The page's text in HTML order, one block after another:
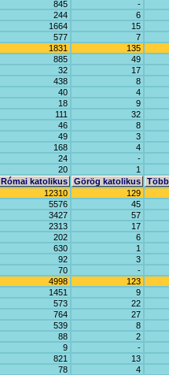
845
-
244
6
1664
15
577
7
1831
135
885
49
32
17
438
8
40
4
18
9
111
32
46
8
49
3
168
4
24
-
20
1
Római katolikus Görög katolikus
12310
129
5576
45
3427
57
2313
17
202
6
630
1
92
3
70
-
4998
123
1451
9
573
22
764
27
539
8
88
2
9
-
821
13
78
4